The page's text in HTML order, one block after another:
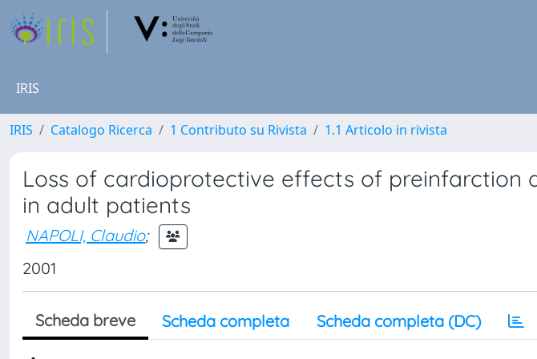
IRIS
IRIS Catalogo Ricerca 1 Contributo su Rivista 1.1 Articolo in rivista
Loss of cardioprotective effects of preinfarction
in adult patients
NAPOLI, Claudio;
2001
Scheda breve Scheda completa Scheda completa (DC)